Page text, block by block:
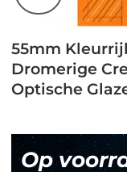
55mm
Dromerige
Optische
Op